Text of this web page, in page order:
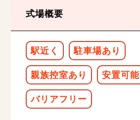
式場概要
駅近く
駐車場あり
親族控室あり
安置可能
バリアフリー